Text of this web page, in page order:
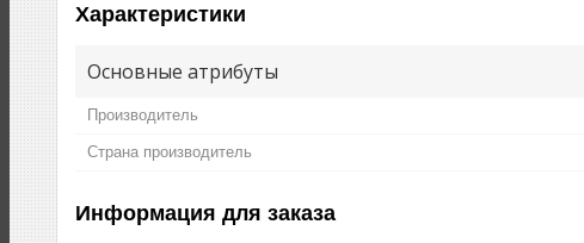
Характеристики
Основные атрибуты
Производитель
Страна производитель
Информация для заказа